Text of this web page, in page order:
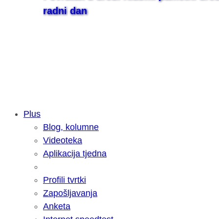
radni dan
Samsung otkrio kako je nastajala
razvoja donijelo tanje i izdržljivije
Plus
Blog, kolumne
Videoteka
Aplikacija tjedna
Profili tvrtki
Zapošljavanja
Anketa